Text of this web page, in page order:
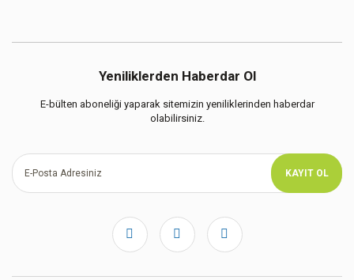
Yeniliklerden Haberdar Ol
E-bülten aboneliği yaparak sitemizin yeniliklerinden haberdar
olabilirsiniz.
KAYIT OL